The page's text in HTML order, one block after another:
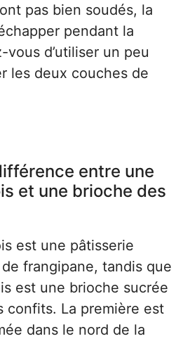
pas bien soudés, la
pendant la
vous d’utiliser un peu
les deux couches de
entre une
et une brioche des
est une pâtisserie
frangipane, tandis que
est une brioche sucrée
confits. La première est
dans le nord de la